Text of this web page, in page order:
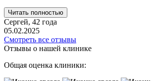
Читать полностью
Сергей, 42 года
05.02.2025
Смотреть все отзывы
Отзывы о нашей клинике
Общая оценка клиники: